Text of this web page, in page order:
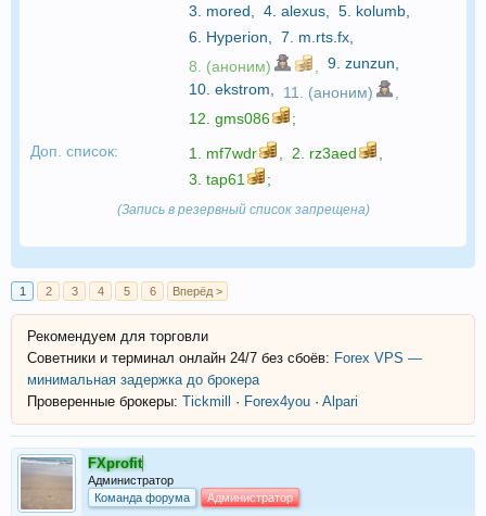
3. mored 4. alexus 5. kolumb
6. Hyperion 7. m.rts.fx
8. (аноним)
9. zunzun
10. ekstrom 11. (аноним)
12. gms086
;
Доп. список:
1. mf7wdr 2. rz3aed
3. tap61 ;
(Запись в резервный список запрещена)
1 2 3 4 5 6 Вперёд >
Рекомендуем для торговли
Советники и терминал онлайн 24/7 без сбоёв: Forex VPS —
минимальная задержка до брокера
Проверенные брокеры: Tickmill · Forex4you · Alpari
FXprofit
Администратор
Команда форума
Администратор